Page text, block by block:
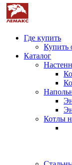
Где купить
Купить
Каталог
Котлы